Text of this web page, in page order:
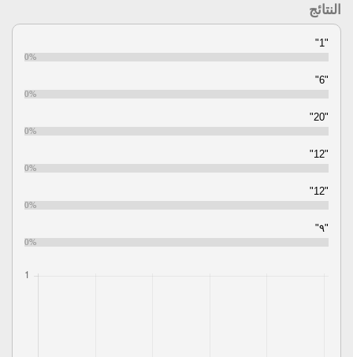
النتائج
"1"
0%
"6"
0%
"20"
0%
"12"
0%
"12"
0%
"٩"
0%